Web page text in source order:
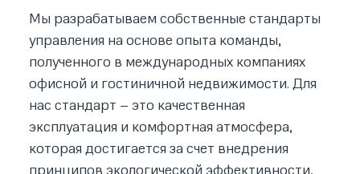
Мы разрабатываем собственные стандарты
управления на основе опыта команды,
полученного в международных компаниях
офисной и гостиничной недвижимости. Для
нас стандарт – это качественная
эксплуатация и комфортная атмосфера,
которая достигается за счет внедрения